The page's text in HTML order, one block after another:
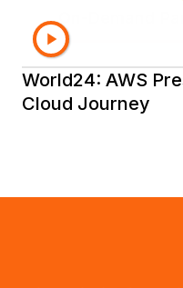
On-Demand
World24: AWS
Cloud Journey